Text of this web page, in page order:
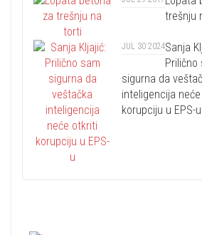
trešnju
JUL 30 2024Sanja
Prilično
sigurna da
inteligencija
korupciju u EPS-u